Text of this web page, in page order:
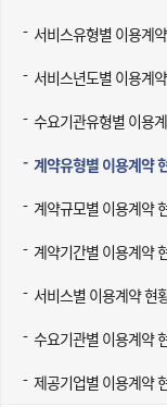
서비스유형별 이용계
서비스년도별 이용계
수요기관유형별 이용
계약유형별 이용계약
계약규모별 이용계약
계약기간별 이용계약
서비스별 이용계약 현
수요기관별 이용계약
제공기업별 이용계약